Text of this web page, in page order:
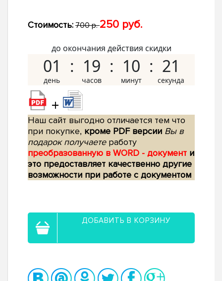
Стоимость: 700 р.250 руб.
до окончания действия скидки
01 19 10 20
+
Наш сайт выгодно отличается тем что
при покупке, кроме PDF версии Вы в
подарок получаетеработу
преобразованную в WORD - документ и
это предоставляет качественно другие
возможности при работе с документом
ДОБАВИТЬ В КОРЗИНУ